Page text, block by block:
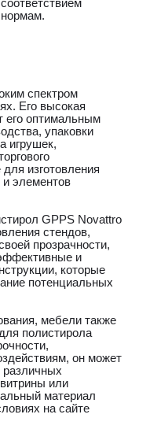
спектром
Его высокая
его оптимальным
упаковки
игрушек,
изготовления
элементов
GPPS Novattro
стендов,
прозрачности,
и
которые
потенциальных
мебели также
полистирола
он может
различных
или
материал
на сайте